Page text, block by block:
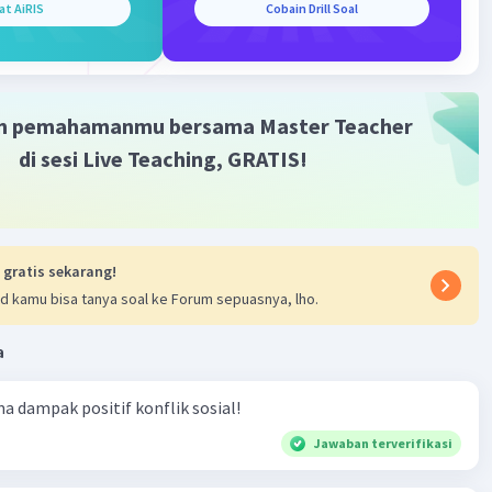
peran yang penting dalam aspek material dan
Berikut ini adalah penjelasan tentang fungsi
struktur sosial.
sosial.
interaksi sosial.
dan nilai.
dampak sosial.
sosiologi memiliki peran yang penting dalam
dan mengatasi tantangan material dan sosial dalam
AiRIS Cobain Drill Soal
pemahamanmu bersama Master Teacher
di sesi Live Teaching, GRATIS!
gratis sekarang!
kamu bisa tanya soal ke Forum sepuasnya, lho.
dampak positif konflik sosial!
Jawaban terverifikasi